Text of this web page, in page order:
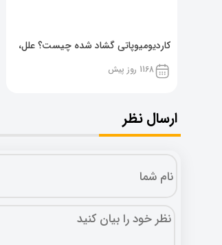
کاردیومیوپاتی گشاد شده چیست؟ علل،
پیشگیری و نشانه ها
1168 روز پیش
ارسال نظر